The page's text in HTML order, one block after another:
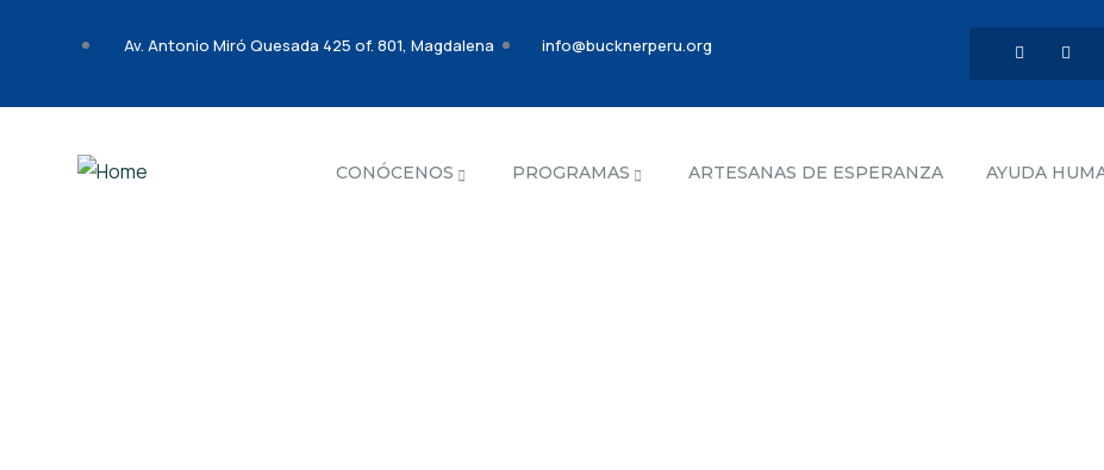
Av. Antonio Miró Quesada 425 of. 801, Magdalena info@bucknerperu.org
CONÓCENOS PROGRAMAS ARTESANAS DE ESPERANZA AYUDA